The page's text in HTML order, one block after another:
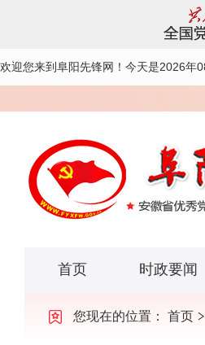
欢迎您来到阜阳先锋网！ 今天是2026年
首页 时政要闻
您现在的位置： 首页